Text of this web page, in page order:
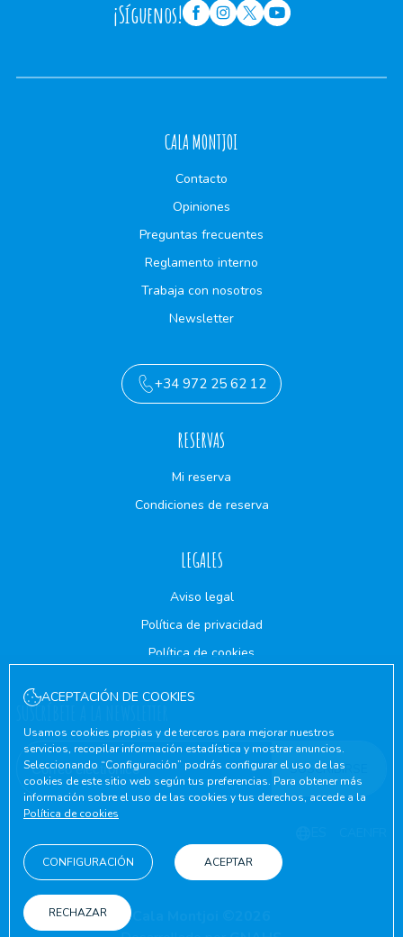
¡Síguenos!
CALA MONTJOI
Contacto
Opiniones
Preguntas frecuentes
Reglamento interno
Trabaja con nosotros
Newsletter
+34 972 25 62 12
RESERVAS
Mi reserva
Condiciones de reserva
LEGALES
Aviso legal
Política de privacidad
Política de cookies
SUSCRÍBETE A LA NEWSLETTER
SUSCRIBIRSE
ACEPTACIÓN DE COOKIES
Usamos cookies propias y de terceros para mejorar nuestros
servicios, recopilar información estadística y mostrar anuncios.
Seleccionando “Configuración” podrás configurar el uso de las
cookies de este sitio web según tus preferencias. Para obtener más
información sobre el uso de las cookies y tus derechos, accede a la
Política de cookies
CONFIGURACIÓN ACEPTAR
RECHAZAR